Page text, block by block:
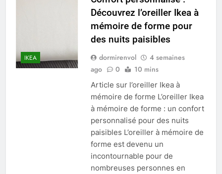
IKEA
Découvrez l’oreiller Ikea à
mémoire de forme pour
des nuits paisibles
dormirenvol
4 semaines
ago
0 10 mins
Article sur l’oreiller Ikea à
mémoire de forme L’oreiller Ikea
à mémoire de forme : un confort
personnalisé pour des nuits
paisibles L’oreiller à mémoire de
forme est devenu un
incontournable pour de
nombreuses personnes en